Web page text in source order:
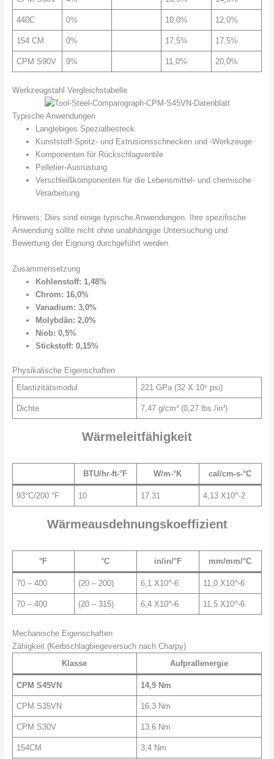
440C 0% 10,0% 12,0%
154 CM 0% 17,5% 17,5%
CPM S90V 9% 11,0% 20,0%
Werkzeugstahl Vergleichstabelle
Typische Anwendungen
Langlebiges Spezialbesteck
Kunststoff-Spritz- und Extrusionsschnecken und -Werkzeuge
Komponenten für Rückschlagventile
Pelletier-Ausrüstung
Verschleißkomponenten für die Lebensmittel- und chemische
Verarbeitung
Hinweis: Dies sind einige typische Anwendungen. Ihre spezifische
Anwendung sollte nicht ohne unabhängige Untersuchung und
Bewertung der Eignung durchgeführt werden.
Zusammensetzung
Kohlenstoff: 1,48%
Chrom: 16,0%
Vanadium: 3,0%
Molybdän: 2,0%
Niob: 0,5%
Stickstoff: 0,15%
Physikalische Eigenschaften
Elastizitätsmodul
221 GPa (32 X 10⁶ psi)
Dichte 7,47 g/cm³ (0,27 lbs./in³)
Wärmeleitfähigkeit
BTU/hr-ft-°F W/m-°K cal/cm-s-°C
93°C/200 °F 10 17,31 4,13 X10^-2
Wärmeausdehnungskoeffizient
°F °C in/in/°F mm/mm/°C
70 – 400 (20 – 200) 6,1 X10^-6 11,0 X10^-6
70 – 400 (20 – 315) 6,4 X10^-6 11,5 X10^-6
Mechanische Eigenschaften
Zähigkeit (Kerbschlagbiegeversuch nach Charpy)
Klasse
Aufprallenergie
CPM S45VN 14,9 Nm
CPM S35VN 16,3 Nm
CPM S30V 13,6 Nm
154CM 3,4 Nm